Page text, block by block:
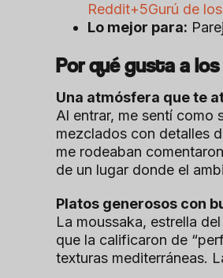
Reddit+5Gurú de
Lo mejor para:
Por qué gusta a
Una atmósfera que te
Al entrar, me sentí como
mezclados con detalles
me rodeaban
de un lugar donde el
Platos generosos con
La moussaka, estrella
que la calificaron de
texturas mediterráneas.